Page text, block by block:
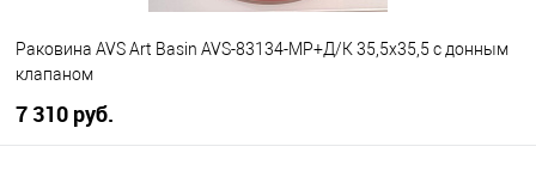
Раковина AVS Art Basin AVS-83134-MP+Д/К 35,5x35,5 с донным
клапаном
7 310 руб.